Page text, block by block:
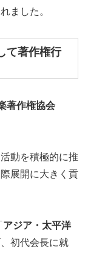
ました。
て著作権行
著作権協会
動を積極的に推
展開に大きく貢
アジア・太平洋
初代会長に就